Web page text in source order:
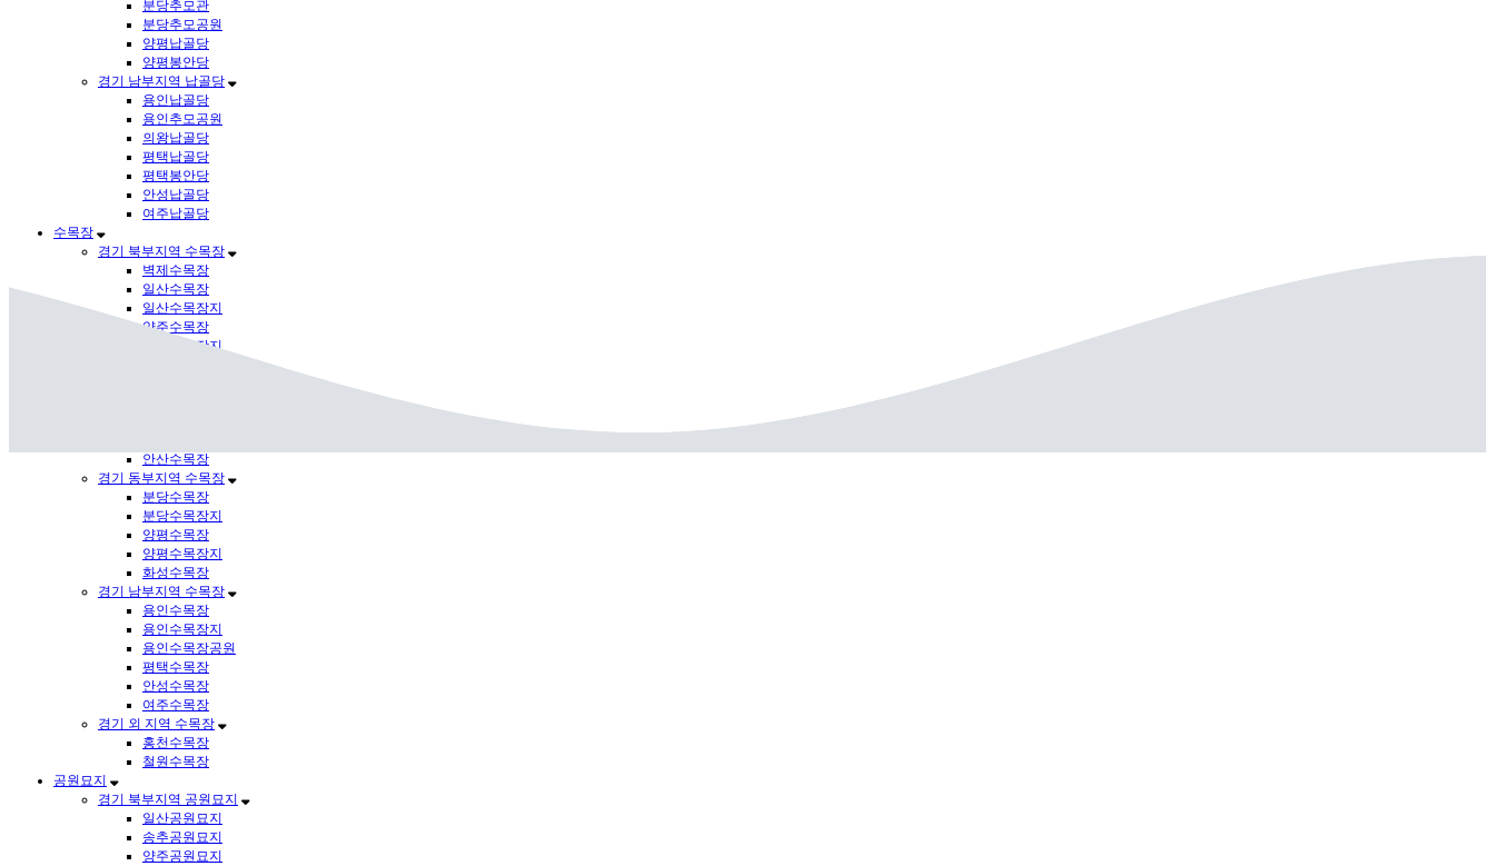
분당추모관
분당추모공원
양평납골당
양평봉안당
경기 남부지역 납골당
용인납골당
용인추모공원
의왕납골당
평택납골당
평택봉안당
안성납골당
여주납골당
수목장
경기 북부지역 수목장
벽제수목장
일산수목장
일산수목장지
양주수목장
양주수목장지
안산수목장
경기 동부지역 수목장
분당수목장
분당수목장지
양평수목장
양평수목장지
화성수목장
경기 남부지역 수목장
용인수목장
용인수목장지
용인수목장공원
평택수목장
안성수목장
여주수목장
경기 외 지역 수목장
홍천수목장
철원수목장
공원묘지
경기 북부지역 공원묘지
일산공원묘지
송추공원묘지
양주공원묘지